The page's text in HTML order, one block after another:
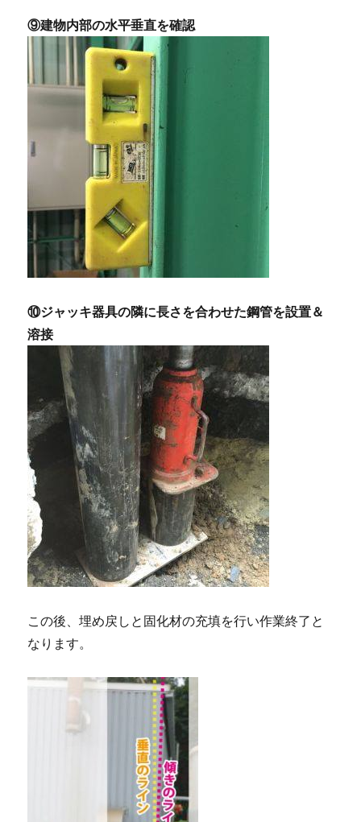
⑨建物内部の水平垂直を確認
⑩ジャッキ器具の隣に長さを合わせた鋼管を設置＆
溶接
この後、埋め戻しと固化材の充填を行い作業終了と
なります。